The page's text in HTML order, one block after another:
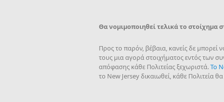
Θα νομιμοποιηθεί τελικά το στοίχημα
Προς το παρόν, βέβαια, κανείς δε μπορεί
τους μια αγορά στοιχήματος εντός των
απόφασης κάθε Πολιτείας ξεχωριστά.Το
το New Jersey δικαιωθεί, κάθε Πολιτεία